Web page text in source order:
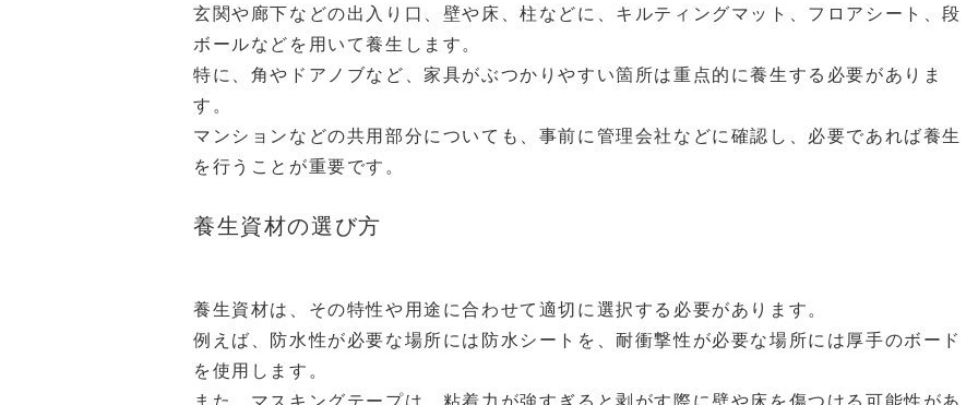
玄関や廊下などの出入り口、壁や床、柱などに、キルティングマット、フロアシート、段
ボールなどを用いて養生します。
特に、角やドアノブなど、家具がぶつかりやすい箇所は重点的に養生する必要がありま
す。
マンションなどの共用部分についても、事前に管理会社などに確認し、必要であれば養生
を行うことが重要です。
養生資材の選び方
養生資材は、その特性や用途に合わせて適切に選択する必要があります。
例えば、防水性が必要な場所には防水シートを、耐衝撃性が必要な場所には厚手のボード
を使用します。
また、マスキングテープは、粘着力が強すぎると剥がす際に壁や床を傷つける可能性があ